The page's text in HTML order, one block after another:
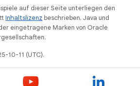
auf dieser Seite unterliegen den
Inhaltslizenz beschrieben. Java und
eingetragene Marken von Oracle
10-11 (UTC).